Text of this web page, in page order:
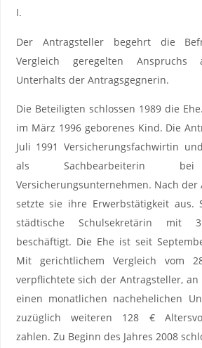
I.
Der Antragsteller begehrt die
Vergleich geregelten Anspruchs
Unterhalts der Antragsgegnerin.
Die Beteiligten schlossen 1989 die
im März 1996 geborenes Kind. Die
Juli 1991 Versicherungsfachwirtin
als Sachbearbeiterin bei
Versicherungsunternehmen. Nach der
setzte sie ihre Erwerbstätigkeit aus.
städtische Schulsekretärin mit
beschäftigt. Die Ehe ist seit
Mit gerichtlichem Vergleich vom
verpflichtete sich der Antragsteller, an
einen monatlichen nachehelichen
zuzüglich weiteren 128 €
zahlen. Zu Beginn des Jahres 2008